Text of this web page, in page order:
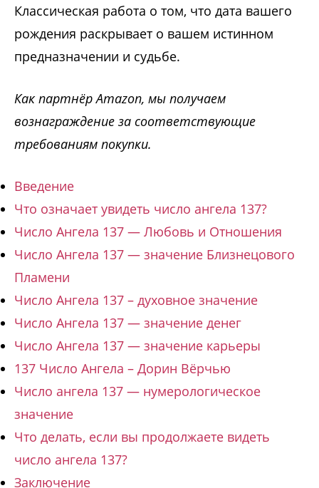
Классическая работа о том, что дата вашего
рождения раскрывает о вашем истинном
предназначении и судьбе.
Как партнёр Amazon, мы получаем
вознаграждение за соответствующие
требованиям покупки.
Введение
Что означает увидеть число ангела 137?
Число Ангела 137 — Любовь и Отношения
Число Ангела 137 — значение Близнецового
Пламени
Число Ангела 137 – духовное значение
Число Ангела 137 — значение денег
Число Ангела 137 — значение карьеры
137 Число Ангела – Дорин Вёрчью
Число ангела 137 — нумерологическое
значение
Что делать, если вы продолжаете видеть
число ангела 137?
Заключение